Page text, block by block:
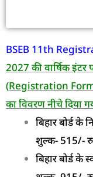
BSEB 11th
2027 की वार्षिक
(Registration
का विवरण नीचे दिया
बिहार बोर्ड के
शुल्क- 515/-
बिहार बोर्ड के